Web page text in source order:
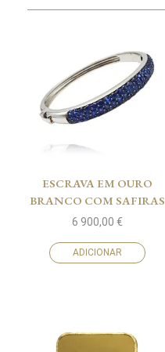
ESCRAVA EM OURO
BRANCO COM SAFIRAS
6 900,00 €
ADICIONAR